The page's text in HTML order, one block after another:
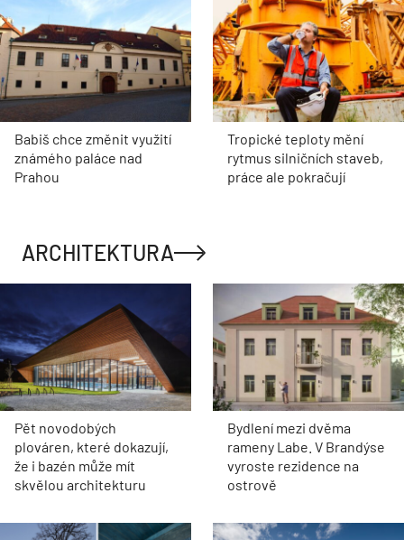
Babiš chce změnit využití
známého paláce nad
Prahou
Tropické teploty mění
rytmus silničních staveb,
práce ale pokračují
ARCHITEKTURA
Pět novodobých
plováren, které dokazují,
že i bazén může mít
skvělou architekturu
Bydlení mezi dvěma
rameny Labe. V Brandýse
vyroste rezidence na
ostrově